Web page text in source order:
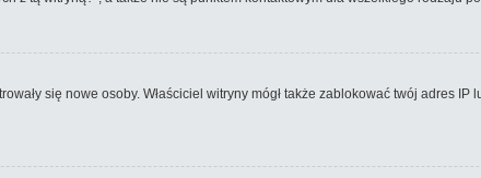
się nowe osoby. Właściciel witryny mógł także zablokować twój adres